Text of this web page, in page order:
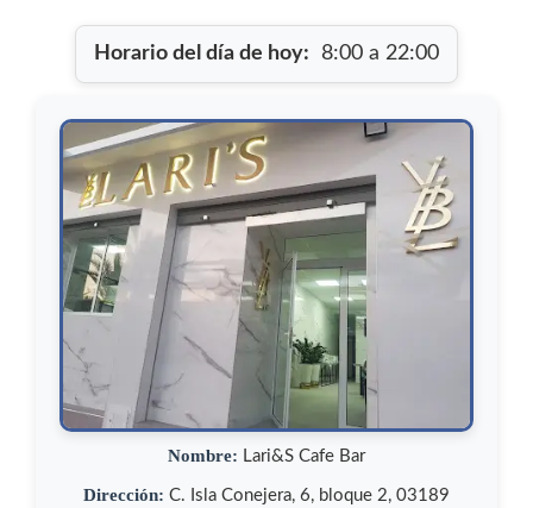
Horario del día de hoy: 8:00 a 22:00
Nombre: Lari&S Cafe Bar
Dirección: C. Isla Conejera, 6, bloque 2, 03189